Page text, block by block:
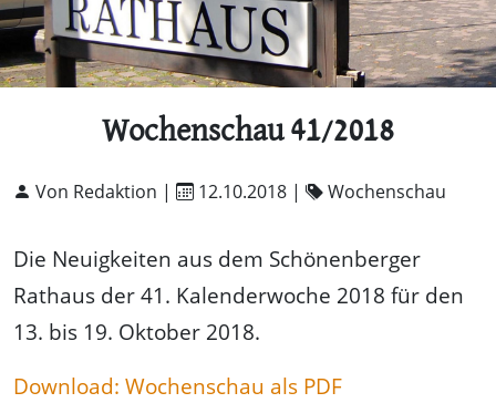
Wochenschau 41/2018
Von Redaktion | 12.10.2018 | Wochenschau
Die Neuigkeiten aus dem Schönenberger
Rathaus der 41. Kalenderwoche 2018 für den
13. bis 19. Oktober 2018.
Download: Wochenschau als PDF